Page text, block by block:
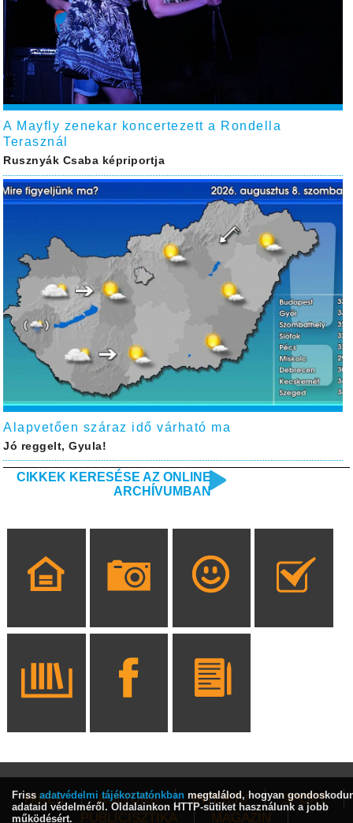
A Mayfly zenekar koncertezett a Rondella
Terasznál
Rusznyák Csaba képriportja
Alapvetően száraz idő várható ma
Jó reggelt, Gyula!
CIKKEK KERESÉSE AZ ONLINE
ARCHÍVUMBAN
HÍREK KULTÚRA INTERJÚ
SPORT
PUBLICISZTIKA
MAGAZIN
Friss adatvédelmi tájékoztatónkban megtalálod, hogyan
adataid védelméről. Oldalainkon HTTP-sütiket használunk a jobb
működésért.